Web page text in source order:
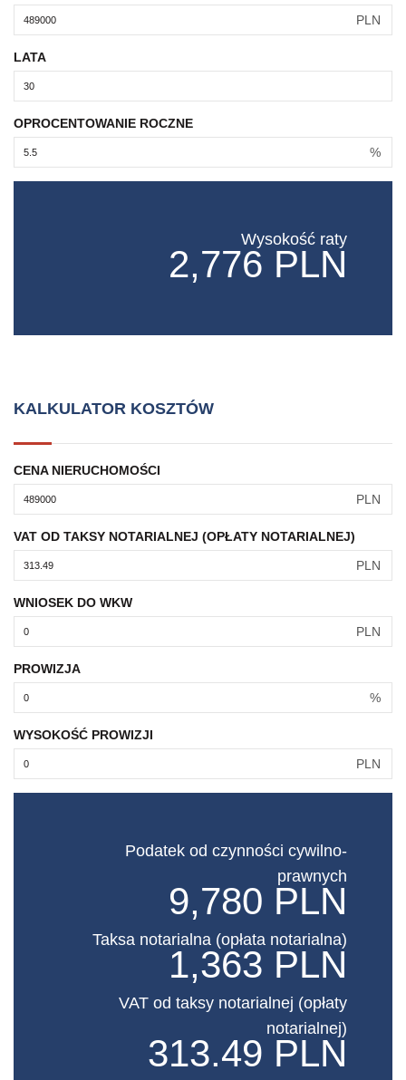
PLN
LATA
OPROCENTOWANIE ROCZNE
%
Wysokość raty
2,776 PLN
KALKULATOR KOSZTÓW
CENA NIERUCHOMOŚCI
PLN
VAT OD TAKSY NOTARIALNEJ (OPŁATY NOTARIALNEJ)
PLN
WNIOSEK DO WKW
PLN
PROWIZJA
%
WYSOKOŚĆ PROWIZJI
PLN
Podatek od czynności cywilno-
prawnych
9,780 PLN
Taksa notarialna (opłata notarialna)
1,363 PLN
VAT od taksy notarialnej (opłaty
notarialnej)
313.49 PLN